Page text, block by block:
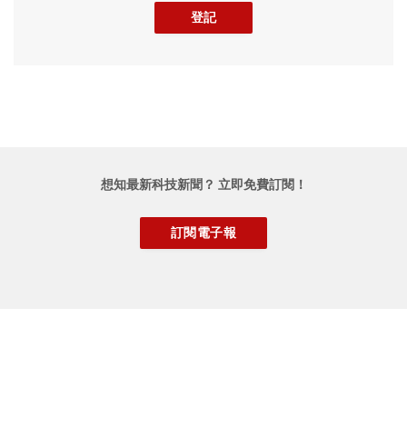
想知最新科技新聞？ 立即免費訂閱！